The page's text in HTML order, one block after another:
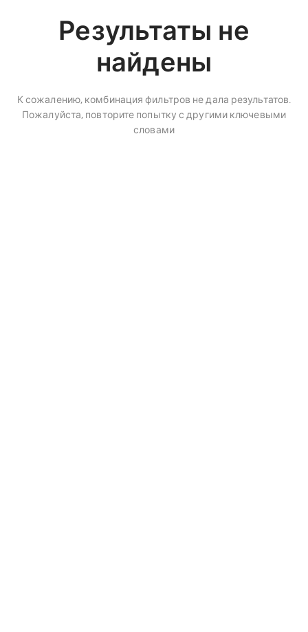
Результаты не
найдены
К сожалению, комбинация фильтров не дала результатов.
Пожалуйста, повторите попытку с другими ключевыми
словами